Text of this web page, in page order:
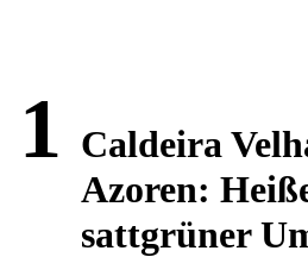
1 Caldeira
Azoren:
sattgrüner